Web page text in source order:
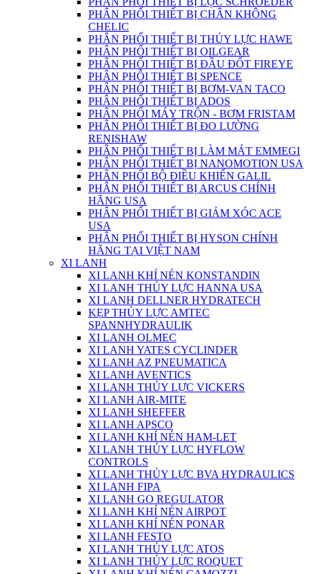
PHÂN PHỐI THIẾT BỊ CHÂN KHÔNG
CHELIC
PHÂN PHỐI THIẾT BỊ THỦY LỰC HAWE
PHÂN PHỐI THIẾT BỊ OILGEAR
PHÂN PHỐI THIẾT BỊ ĐẦU ĐỐT FIREYE
PHÂN PHỖI THIẾT BỊ SPENCE
PHÂN PHỐI THIẾT BỊ BƠM-VAN TACO
PHÂN PHỐI THIẾT BỊ ADOS
PHÂN PHỐI MÁY TRỘN - BƠM FRISTAM
PHÂN PHỐI THIẾT BỊ ĐO LƯỜNG
RENISHAW
PHÂN PHỐI THIẾT BỊ LÀM MÁT EMMEGI
PHÂN PHỐI THIẾT BỊ NANOMOTION USA
PHÂN PHỐI BỘ ĐIỀU KHIỂN GALIL
PHÂN PHỐI THIẾT BỊ ARCUS CHÍNH
HÃNG USA
PHÂN PHỐI THIẾT BỊ GIẢM XÓC ACE
USA
PHÂN PHỐI THIẾT BỊ HYSON CHÍNH
HÃNG TẠI VIỆT NAM
XI LANH
XI LANH KHÍ NÉN KONSTANDIN
XI LANH THỦY LỰC HANNA USA
XI LANH DELLNER HYDRATECH
KẸP THỦY LỰC AMTEC
SPANNHYDRAULIK
XI LANH OLMEC
XI LANH YATES CYCLINDER
XI LANH AZ PNEUMATICA
XI LANH AVENTICS
XI LANH THỦY LỰC VICKERS
XI LANH AIR-MITE
XI LANH SHEFFER
XI LANH APSCO
XI LANH KHÍ NÉN HAM-LET
XI LANH THỦY LỰC HYFLOW
CONTROLS
XI LANH THỦY LỰC BVA HYDRAULICS
XI LANH FIPA
XI LANH GO REGULATOR
XI LANH KHÍ NÉN AIRPOT
XI LANH KHÍ NÉN PONAR
XI LANH FESTO
XI LANH THỦY LỰC ATOS
XI LANH THỦY LỰC ROQUET